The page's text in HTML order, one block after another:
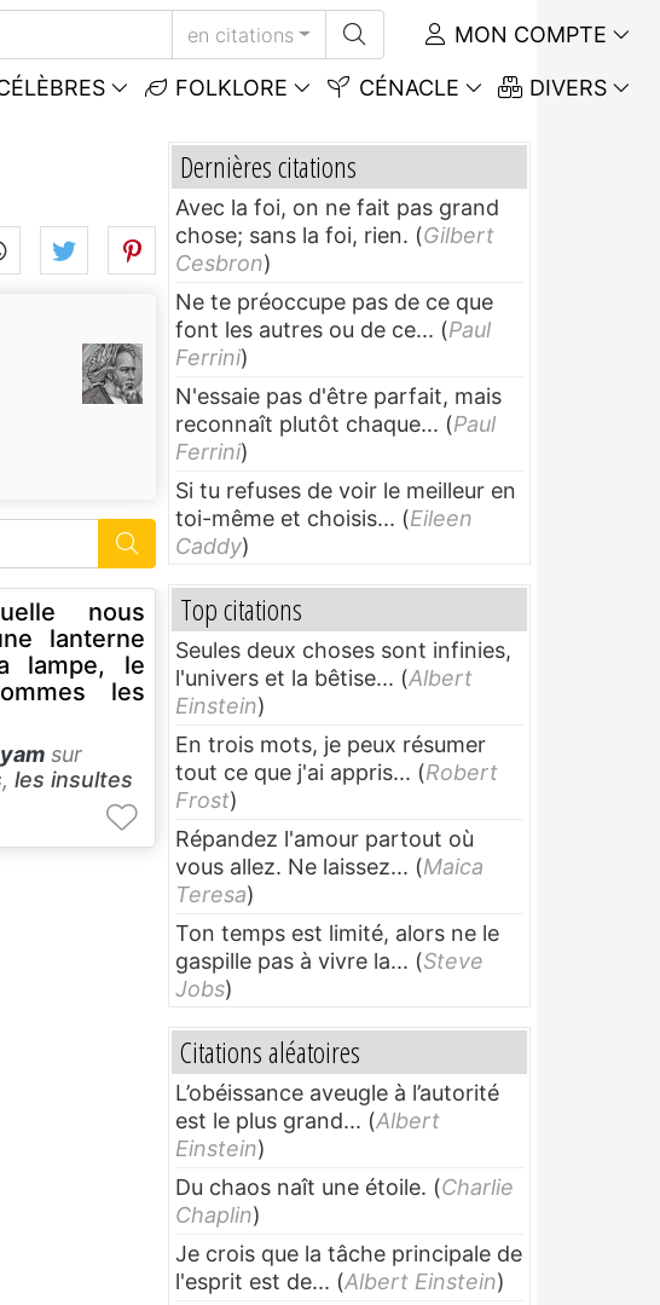
en citations MON COMPTE
FOLKLORE CÉNACLE DIVERS
nous
lanterne
lampe, le
les
sur
, les insultes
Dernières citations
Avec la foi, on ne fait pas grand
chose; sans la foi, rien. (Gilbert
Cesbron)
Ne te préoccupe pas de ce que
font les autres ou de ce... (Paul
Ferrini)
N'essaie pas d'être parfait, mais
reconnaît plutôt chaque... (Paul
Ferrini)
Si tu refuses de voir le meilleur en
toi-même et choisis... (Eileen
Caddy)
Top citations
Seules deux choses sont infinies,
l'univers et la bêtise... (Albert
Einstein)
En trois mots, je peux résumer
tout ce que j'ai appris... (Robert
Frost)
Répandez l'amour partout où
vous allez. Ne laissez... (Maica
Teresa)
Ton temps est limité, alors ne le
gaspille pas à vivre la... (Steve
Jobs)
Citations aléatoires
L’obéissance aveugle à l’autorité
est le plus grand... (Albert
Einstein)
Du chaos naît une étoile. (Charlie
Chaplin)
Je crois que la tâche principale de
l'esprit est de... (Albert Einstein)